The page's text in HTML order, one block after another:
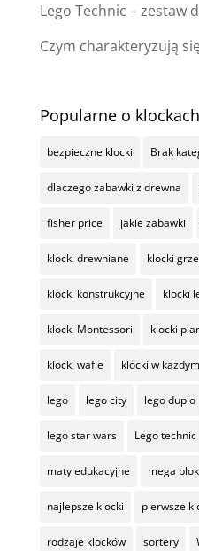
Lego Technic – zestaw
Czym charakteryzują
Popularne o klockach
bezpieczne klocki Brak
dlaczego zabawki z drewna
fisher price jakie zabawki
klocki drewniane klocki
klocki konstrukcyjne klocki
klocki Montessori klocki
klocki wafle klocki w
lego lego city lego duplo
lego star wars Lego technic
maty edukacyjne mega
najlepsze klocki pierwsze
rodzaje klocków sortery